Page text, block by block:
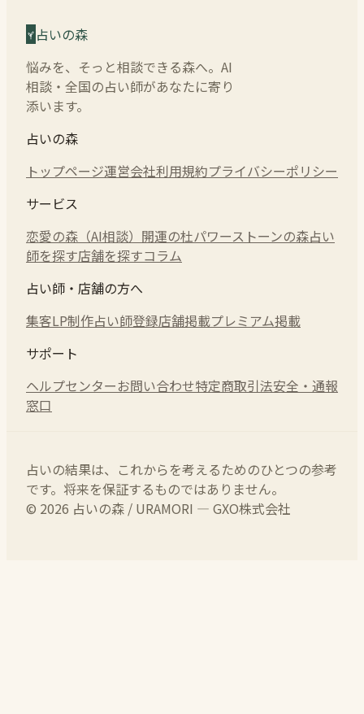
占いの森
悩みを、そっと相談できる森へ。AI
相談・全国の占い師があなたに寄り
添います。
占いの森
トップページ運営会社利用規約プライバシーポリシー
サービス
恋愛の森（AI相談） 開運の杜パワーストーンの森占い
師を探す店舗を探すコラム
占い師・店舗の方へ
集客LP制作占い師登録店舗掲載プレミアム掲載
サポート
ヘルプセンターお問い合わせ特定商取引法安全・通報
窓口
占いの結果は、これからを考えるためのひとつの参考
です。将来を保証するものではありません。
© 2026 占いの森 / URAMORI — GXO株式会社